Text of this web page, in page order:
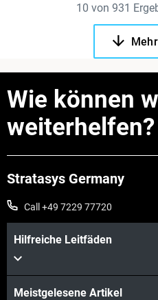
10 von 931
Wie können
weiterhelfen?
Stratasys Germany
Call +49 7229 77720
Hilfreiche Leitfäden
Meistgelesene Artikel